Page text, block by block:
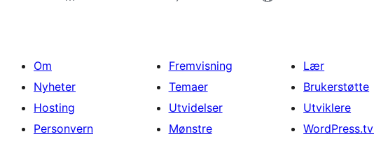
Om
Nyheter
Hosting
Personvern
Fremvisning
Temaer
Utvidelser
Mønstre
Lær
Brukerstøtte
Utviklere
WordPress.tv